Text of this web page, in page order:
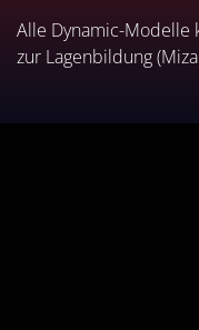
Alle Dynamic-Modelle
zur Lagenbildung